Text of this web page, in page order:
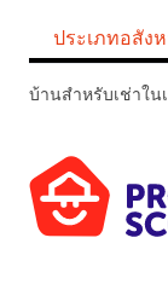
ประเภทอสัง
บ้านสำหรับเช่าใน